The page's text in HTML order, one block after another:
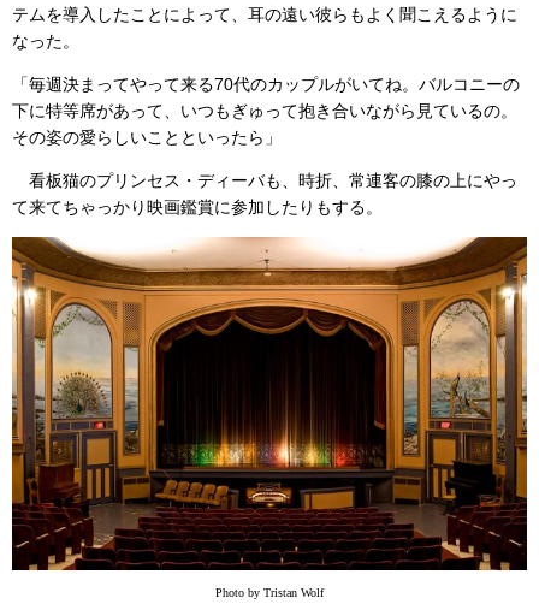
テムを導入したことによって、耳の遠い彼らもよく聞こえるように
なった。
「毎週決まってやって来る70代のカップルがいてね。バルコニーの
下に特等席があって、いつもぎゅって抱き合いながら見ているの。
その姿の愛らしいことといったら」
看板猫のプリンセス・ディーバも、時折、常連客の膝の上にやっ
て来てちゃっかり映画鑑賞に参加したりもする。
Photo by Tristan Wolf